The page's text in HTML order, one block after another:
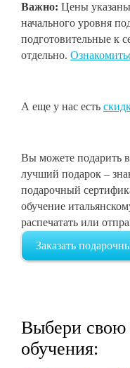
Важно: Цены указаны
начального уровня
подготовительные к
отдельно.
А еще у нас есть
Вы можете подарить
лучший подарок –
подарочный
обучение
распечатать или
Заказать
Выбери свою
обучения: